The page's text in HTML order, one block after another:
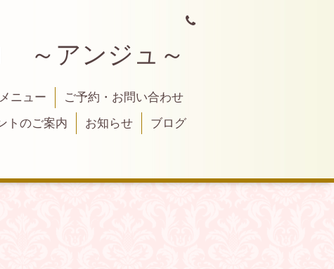
～アンジュ～
ニュー
ご予約・お問い合わせ
トのご案内 お知らせ
ブログ